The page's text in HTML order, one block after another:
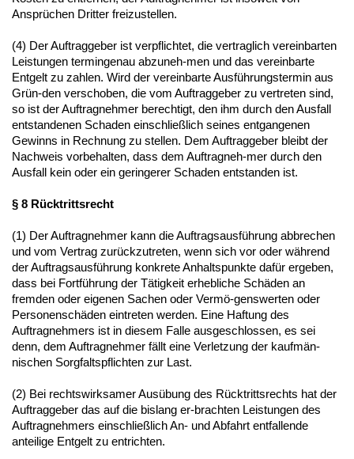
Ansprüchen Dritter freizustellen.
(4) Der Auftraggeber ist verpflichtet, die vertraglich vereinbarten
Leistungen termingenau abzuneh-men und das vereinbarte
Entgelt zu zahlen. Wird der vereinbarte Ausführungstermin aus
Grün-den verschoben, die vom Auftraggeber zu vertreten sind,
so ist der Auftragnehmer berechtigt, den ihm durch den Ausfall
entstandenen Schaden einschließlich seines entgangenen
Gewinns in Rechnung zu stellen. Dem Auftraggeber bleibt der
Nachweis vorbehalten, dass dem Auftragneh-mer durch den
Ausfall kein oder ein geringerer Schaden entstanden ist.
§ 8 Rücktrittsrecht
(1) Der Auftragnehmer kann die Auftragsausführung abbrechen
und vom Vertrag zurückzutreten, wenn sich vor oder während
der Auftragsausführung konkrete Anhaltspunkte dafür ergeben,
dass bei Fortführung der Tätigkeit erhebliche Schäden an
fremden oder eigenen Sachen oder Vermö-genswerten oder
Personenschäden eintreten werden. Eine Haftung des
Auftragnehmers ist in diesem Falle ausgeschlossen, es sei
denn, dem Auftragnehmer fällt eine Verletzung der kaufmän-
nischen Sorgfaltspflichten zur Last.
(2) Bei rechtswirksamer Ausübung des Rücktrittsrechts hat der
Auftraggeber das auf die bislang er-brachten Leistungen des
Auftragnehmers einschließlich An- und Abfahrt entfallende
anteilige Entgelt zu entrichten.